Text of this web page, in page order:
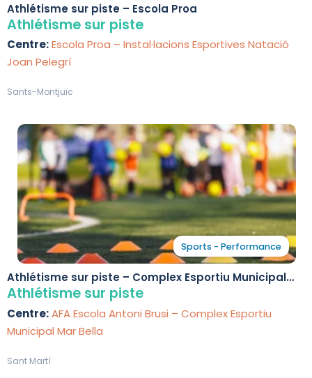
Athlétisme sur piste – Escola Proa
Athlétisme sur piste
Centre:Escola Proa – Instal·lacions Esportives Natació
Joan Pelegrí
Sants-Montjuïc
Sports - Performance
Athlétisme sur piste – Complex Esportiu Municipal
Mar Bella
Athlétisme sur piste
Centre:AFA Escola Antoni Brusi – Complex Esportiu
Municipal Mar Bella
Sant Martí